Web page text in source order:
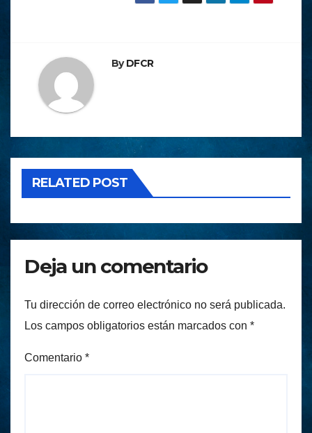
ByDFCR
RELATED POST
Deja un comentario
Tu dirección de correo electrónico no será publicada.
Los campos obligatorios están marcados con *
Comentario *